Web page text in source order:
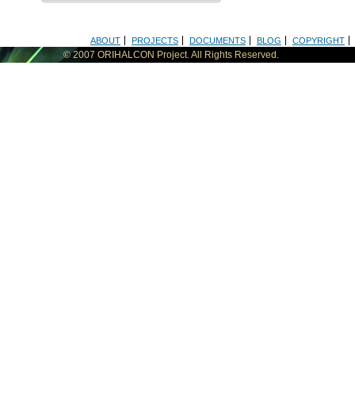
フッターサイトメニュー
ABOUT PROJECTS DOCUMENTS BLOG COPYRIGHT
© 2007 ORIHALCON Project. All Rights Reserved.